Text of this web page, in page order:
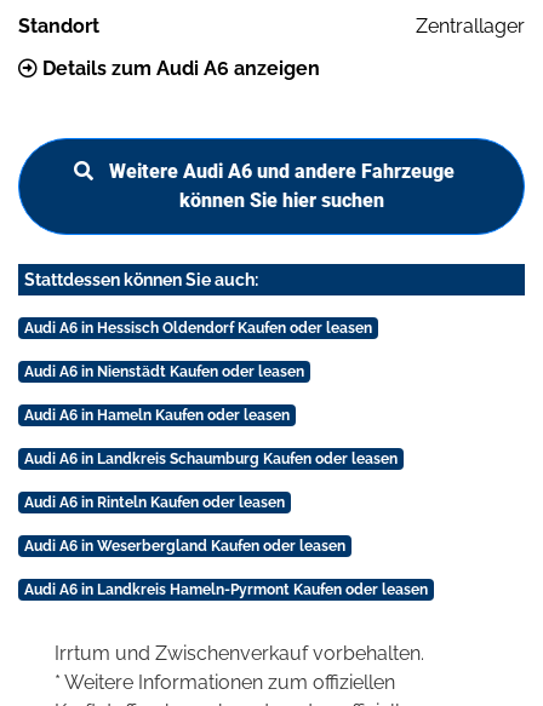
Standort
Zentrallager
Details zum Audi A6 anzeigen
Weitere Audi A6 und andere Fahrzeuge
können Sie hier suchen
Stattdessen können Sie auch:
Audi A6 in Hessisch Oldendorf Kaufen oder leasen
Audi A6 in Nienstädt Kaufen oder leasen
Audi A6 in Hameln Kaufen oder leasen
Audi A6 in Landkreis Schaumburg Kaufen oder leasen
Audi A6 in Rinteln Kaufen oder leasen
Audi A6 in Weserbergland Kaufen oder leasen
Audi A6 in Landkreis Hameln-Pyrmont Kaufen oder leasen
Irrtum und Zwischenverkauf vorbehalten.
* Weitere Informationen zum offiziellen